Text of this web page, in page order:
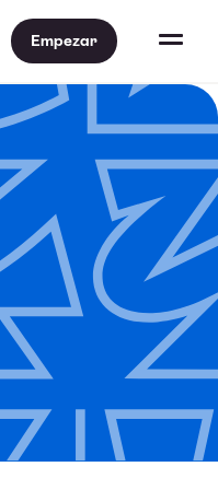
Empezar